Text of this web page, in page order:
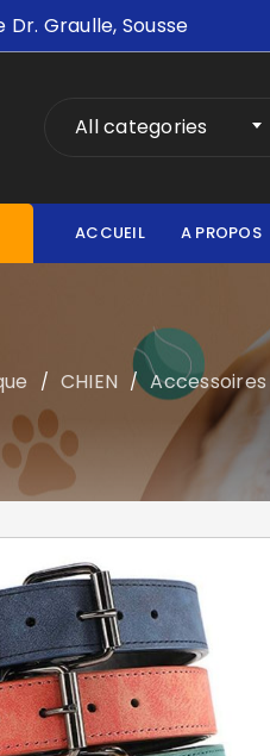
Graulle, Sousse
All categories
ACCUEIL A PROPOS
/ CHIEN /